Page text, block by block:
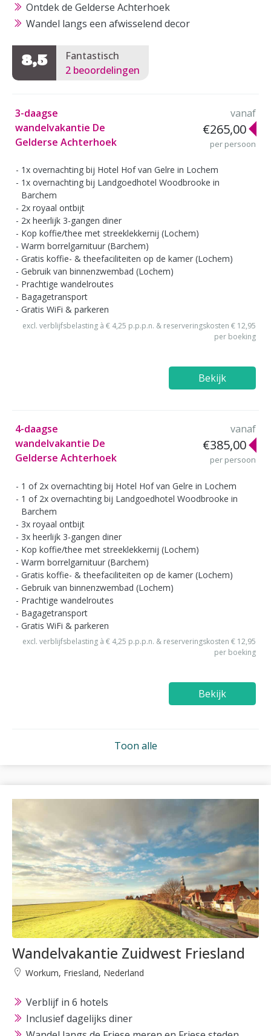
Ontdek de Gelderse Achterhoek
Wandel langs een afwisselend decor
8,5
Fantastisch
2 beoordelingen
3-daagse
wandelvakantie De
Gelderse Achterhoek
vanaf
€265,00
per persoon
1x overnachting bij Hotel Hof van Gelre in Lochem
1x overnachting bij Landgoedhotel Woodbrooke in
Barchem
2x royaal ontbijt
2x heerlijk 3-gangen diner
Kop koffie/thee met streeklekkernij (Lochem)
Warm borrelgarnituur (Barchem)
Gratis koffie- & theefaciliteiten op de kamer (Lochem)
Gebruik van binnenzwembad (Lochem)
Prachtige wandelroutes
Bagagetransport
Gratis WiFi & parkeren
excl. verblijfsbelasting à € 4,25 p.p.p.n. & reserveringskosten € 12,95
per boeking
Bekijk
4-daagse
wandelvakantie De
Gelderse Achterhoek
vanaf
€385,00
per persoon
1 of 2x overnachting bij Hotel Hof van Gelre in Lochem
1 of 2x overnachting bij Landgoedhotel Woodbrooke in
Barchem
3x royaal ontbijt
3x heerlijk 3-gangen diner
Kop koffie/thee met streeklekkernij (Lochem)
Warm borrelgarnituur (Barchem)
Gratis koffie- & theefaciliteiten op de kamer (Lochem)
Gebruik van binnenzwembad (Lochem)
Prachtige wandelroutes
Bagagetransport
Gratis WiFi & parkeren
excl. verblijfsbelasting à € 4,25 p.p.p.n. & reserveringskosten € 12,95
per boeking
Bekijk
Toon alle
Wandelvakantie Zuidwest Friesland
Workum, Friesland, Nederland
Verblijf in 6 hotels
Inclusief dagelijks diner